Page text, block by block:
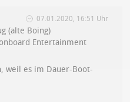
07.01.2020, 16:51 Uhr
(alte Boing)
Entertainment
weil es im Dauer-Boot-